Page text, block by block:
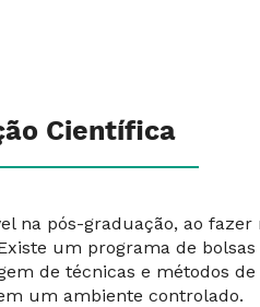
Científica
na pós-graduação, ao
um programa de
de técnicas e métodos
um ambiente controlado.